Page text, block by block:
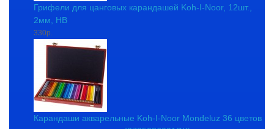
Грифели для цанговых карандашей Koh-I-Noor, 12шт.,
2мм, HB
330р.
Карандаши акварельные Koh-I-Noor Mondeluz 36 цветов